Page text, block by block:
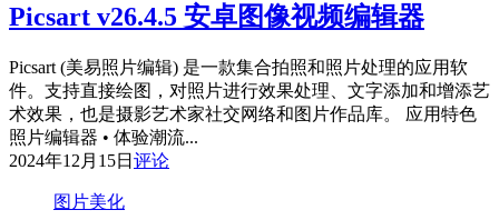
Picsart v26.4.5 安卓图像视频编辑器
Picsart (美易照片编辑) 是一款集合拍照和照片处理的应用软
件。支持直接绘图，对照片进行效果处理、文字添加和增添艺
术效果，也是摄影艺术家社交网络和图片作品库。 应用特色
照片编辑器 • 体验潮流...
2024年12月15日 评论
图片美化